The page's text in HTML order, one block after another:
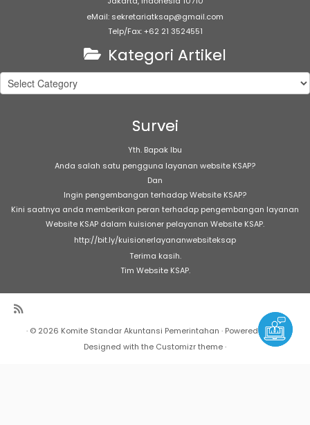
eMail: sekretariatksap@gmail.com
Telp/Fax: +62 21 3524551
Kategori Artikel
Kategori
Artikel
Survei
Yth. Bapak Ibu
Anda salah satu pengguna layanan website KSAP?
Dan
Ingin pengembangan terhadap Website KSAP?
Kini saatnya anda memberikan peran terhadap pengembangan layanan
Website KSAP dalam kuisioner pelayanan Website KSAP.
http://bit.ly/kuisionerlayananwebsiteksap
Terima kasih.
Tim Website KSAP.
· © 2026 Komite Standar Akuntansi Pemerintahan · Powered by
·
Designed with the Customizr theme·